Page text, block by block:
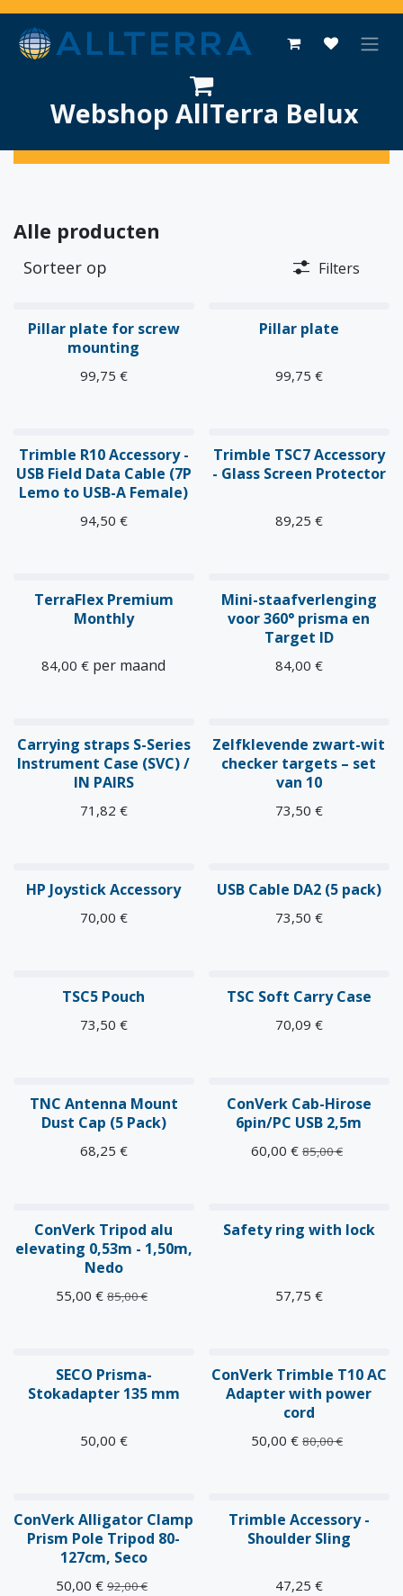
Overslaan naar inhoud
Webshop AllTerra Belux
Alle producten
Sorteer op Filters
Pillar plate for screw
mounting
99,75 €
Pillar plate
99,75 €
Trimble R10 Accessory -
USB Field Data Cable (7P
Lemo to USB-A Female)
94,50 €
Trimble TSC7 Accessory
- Glass Screen Protector
89,25 €
TerraFlex Premium
Monthly
84,00 € per maand
Mini-staafverlenging
voor 360° prisma en
Target ID
84,00 €
Carrying straps S-Series
Instrument Case (SVC) /
IN PAIRS
71,82 €
Zelfklevende zwart-wit
checker targets – set
van 10
73,50 €
HP Joystick Accessory
70,00 €
USB Cable DA2 (5 pack)
73,50 €
TSC5 Pouch
73,50 €
TSC Soft Carry Case
70,09 €
TNC Antenna Mount
Dust Cap (5 Pack)
68,25 €
ConVerk Cab-Hirose
6pin/PC USB 2,5m
60,00 € 85,00€
ConVerk Tripod alu
elevating 0,53m - 1,50m,
Nedo
55,00 € 85,00€
Safety ring with lock
57,75 €
SECO Prisma-
Stokadapter 135 mm
50,00 €
ConVerk Trimble T10 AC
Adapter with power
cord
50,00 € 80,00€
ConVerk Alligator Clamp
Prism Pole Tripod 80-
127cm, Seco
50,00 € 92,00€
Trimble Accessory -
Shoulder Sling
47,25 €